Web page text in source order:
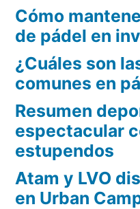
Cómo
de pádel en
¿Cuáles son
comunes en
Resumen
espectacular
estupendos
Atam y LVO
en Urban